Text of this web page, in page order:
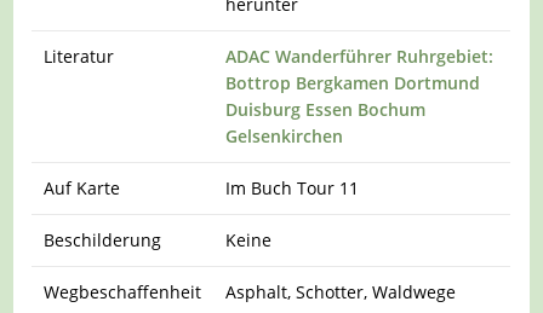
Literatur
ADAC Wanderführer Ruhrgebiet:
Bottrop Bergkamen Dortmund
Duisburg Essen Bochum
Gelsenkirchen
Auf Karte Im Buch Tour 11
Beschilderung Keine
Wegbeschaffenheit Asphalt, Schotter, Waldwege